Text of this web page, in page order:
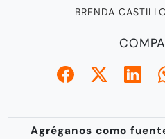
BRENDA
Agréganos como